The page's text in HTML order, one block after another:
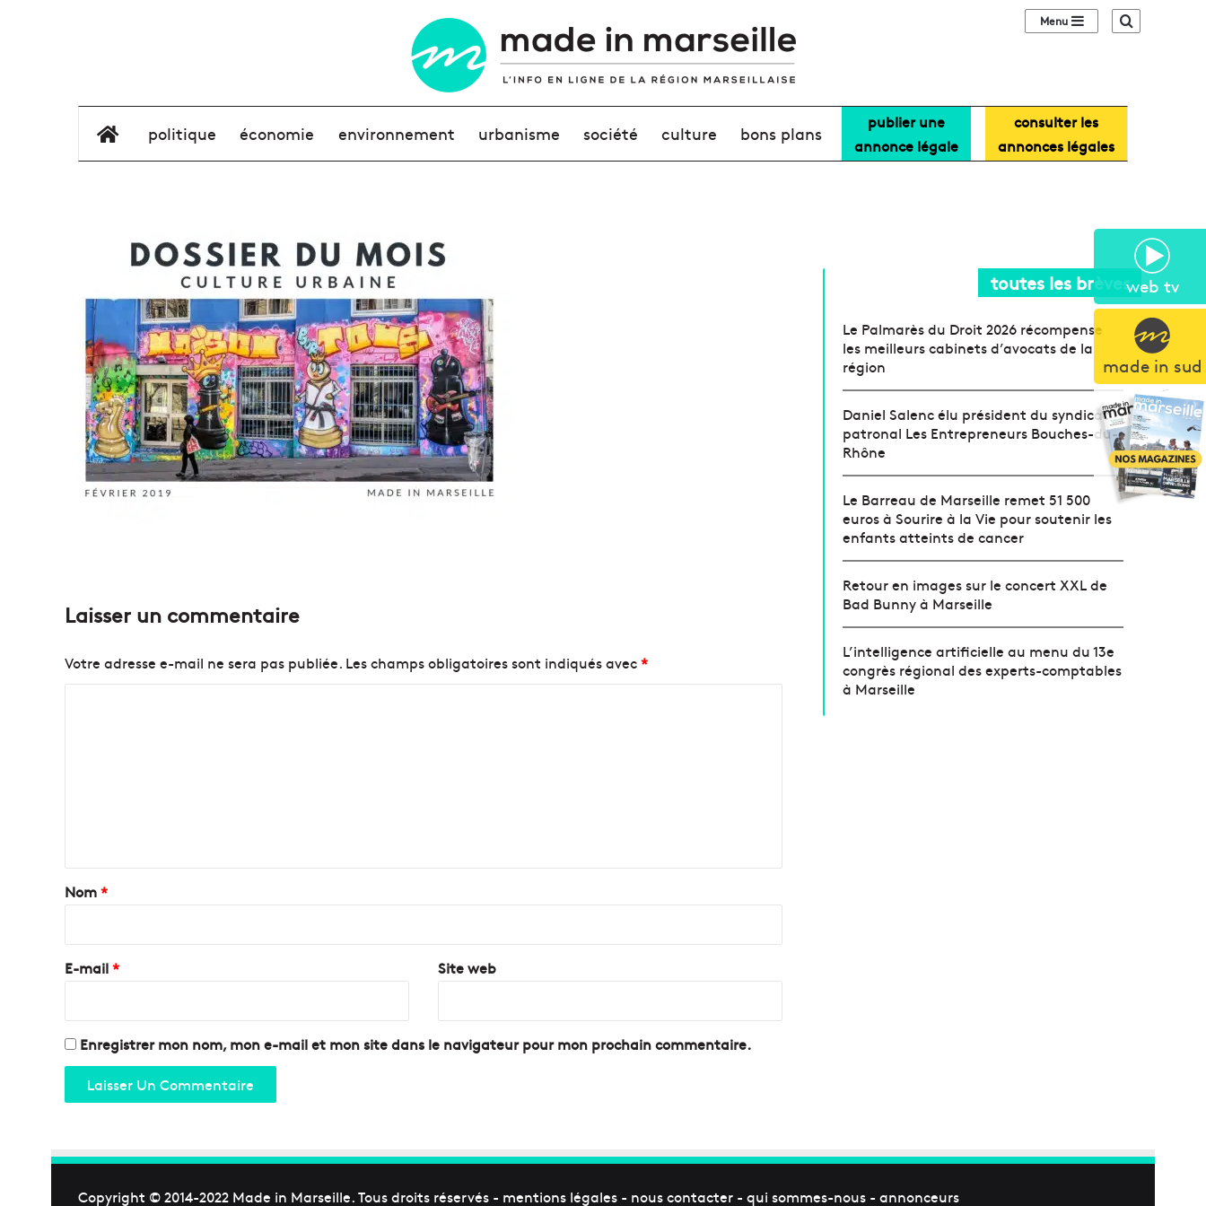
web tv
made in sud
Sidebar (barre
élément de menu
politique économie environnement urbanisme société culture bons plans
publier une
annonce légale
consulter les
annonces légales
Laisser un commentaire
Votre adresse e-mail ne sera pas publiée. Les champs obligatoires sont indiqués avec*
a
r
e
Nom*
E-mail* Site web
Enregistrer mon nom, mon e-mail et mon site dans le navigateur pour mon prochain commentaire.
toutes les brèves
Le Palmarès du Droit 2026 récompense
les meilleurs cabinets d’avocats de la
région
Daniel Salenc élu président du syndicat
patronal Les Entrepreneurs Bouches-du-
Rhône
Le Barreau de Marseille remet 51 500
euros à Sourire à la Vie pour soutenir les
enfants atteints de cancer
Retour en images sur le concert XXL de
Bad Bunny à Marseille
L’intelligence artificielle au menu du 13e
congrès régional des experts-comptables
à Marseille
Copyright © 2014-2022 Made in Marseille. Tous droits réservés - mentions légales - nous contacter - qui sommes-nous - annonceurs